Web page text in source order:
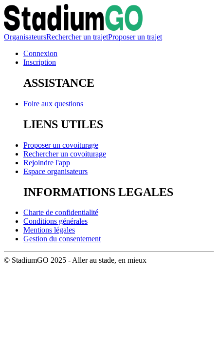
OrganisateursRechercher un trajetProposer un trajet
Connexion
Inscription
ASSISTANCE
Foire aux questions
LIENS UTILES
Proposer un covoiturage
Rechercher un covoiturage
Rejoindre l'app
Espace organisateurs
INFORMATIONS LEGALES
Charte de confidentialité
Conditions générales
Mentions légales
Gestion du consentement
© StadiumGO 2025 - Aller au stade, en mieux